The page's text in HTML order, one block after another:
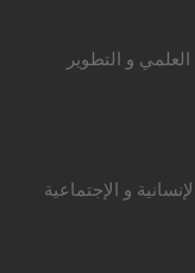
و التطوير
و الإجتماعية